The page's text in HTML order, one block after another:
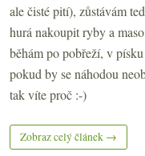
ale čisté pití), zůstávám
hurá nakoupit ryby a
běhám po pobřeží, v
pokud by se náhodou
tak víte proč :-)
Zobraz celý článek →